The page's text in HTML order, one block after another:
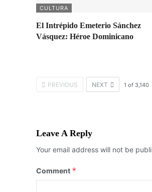
CULTURA
El Intrépido Emeterio Sánchez
Vásquez: Héroe Dominicano
PREVIOUS NEXT 1 of 3,140
Leave A Reply
Your email address will not be
Comment *